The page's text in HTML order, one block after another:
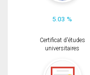
5.03 %
Certificat d'études
universitaires